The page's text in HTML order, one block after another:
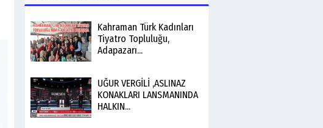
Kahraman Türk Kadınları
Tiyatro Topluluğu,
Adapazarı...
UĞUR VERGİLİ ,ASLINAZ
KONAKLARI LANSMANINDA
HALKIN...